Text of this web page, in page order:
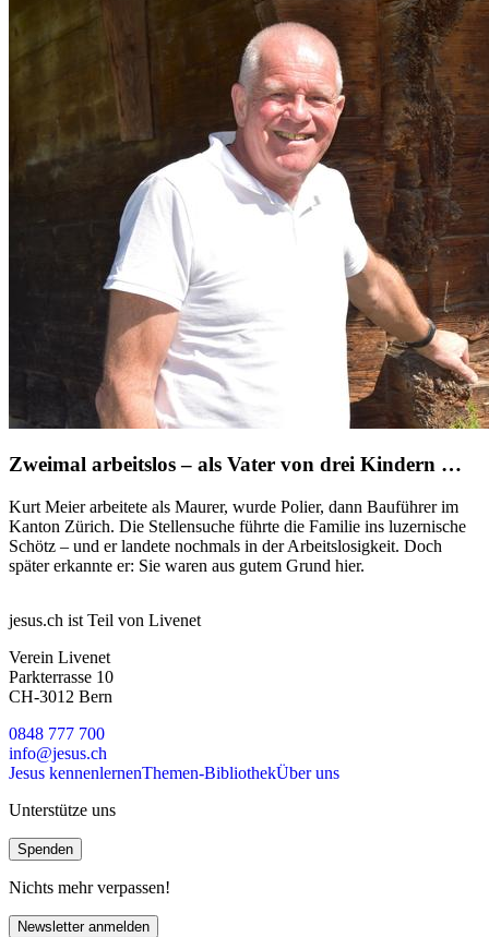
Zweimal arbeitslos – als Vater von drei Kindern …
Kurt Meier arbeitete als Maurer, wurde Polier, dann Bauführer im
Kanton Zürich. Die Stellensuche führte die Familie ins luzernische
Schötz – und er landete nochmals in der Arbeitslosigkeit. Doch
später erkannte er: Sie waren aus gutem Grund hier.
jesus.ch ist Teil von Livenet
Verein Livenet
Parkterrasse 10
CH-3012 Bern
0848 777 700
info@jesus.ch
Jesus kennenlernenThemen-BibliothekÜber uns
Unterstütze uns
Spenden
Nichts mehr verpassen!
Newsletter anmelden